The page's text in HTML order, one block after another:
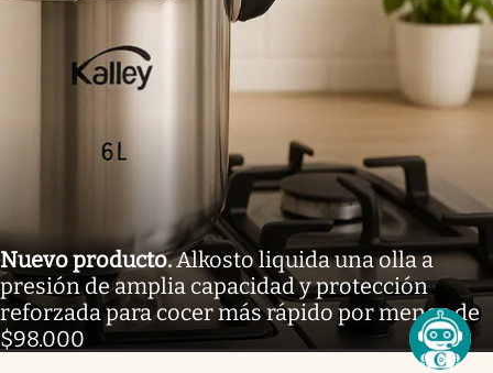
Nuevo producto.Alkosto liquida una olla a
presión de amplia capacidad y protección
reforzada para cocer más rápido por menos de
$98.000